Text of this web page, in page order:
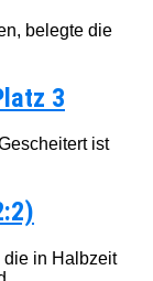
belegte die
3
ist
die in Halbzeit